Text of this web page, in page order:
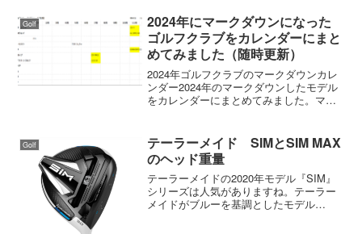
Golf
2024年にマークダウンになった
ゴルフクラブをカレンダーにまと
めてみました（随時更新）
2024年ゴルフクラブのマークダウンカレ
ンダー2024年のマークダウンしたモデル
をカレンダーにまとめてみました。マー
です。ただ、マークダウンになるとネッ
ト価格も揃って安...
Golf
テーラーメイド SIMとSIM MAX
のヘッド重量
テーラーメイドの2020年モデル『SIM』
シリーズは人気がありますね。テーラー
メイドがブルーを基調としたモデル